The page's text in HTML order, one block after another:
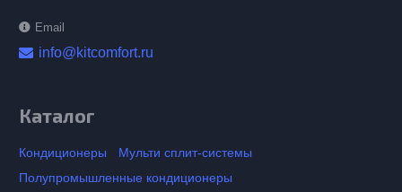
Email
info@kitcomfort.ru
Каталог
Кондиционеры
Мульти сплит-системы
Полупромышленные кондиционеры